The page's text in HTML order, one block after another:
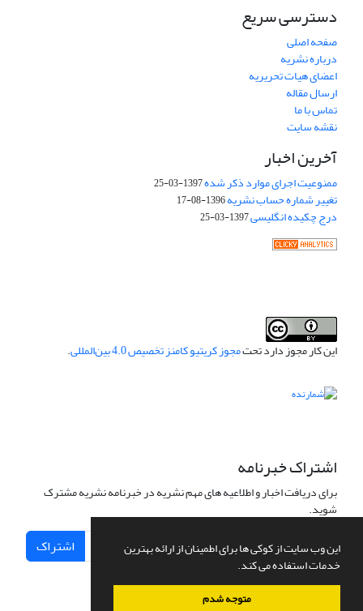
این وب سایت از کوکی ها برای اطمینان از ارائه بهترین
خدمات استفاده می کند.
متوجه شدم
دسترسی سریع
صفحه اصلی
درباره نشریه
اعضای هیات تحریریه
ارسال مقاله
تماس با ما
نقشه سایت
آخرین اخبار
ممنوعیت اجرای موارد ذکر شده1397-03-25
تغییر شماره حساب نشریه1396-08-17
درج چکیده انگلیسی1397-03-25
این کار مجوز دارد تحتمجوز کریتیو کامنز تخصیص 4.0 بین‌المللی .
اشتراک خبرنامه
برای دریافت اخبار و اطلاعیه های مهم نشریه در خبرنامه نشریه مشترک
شوید.
اشتراک